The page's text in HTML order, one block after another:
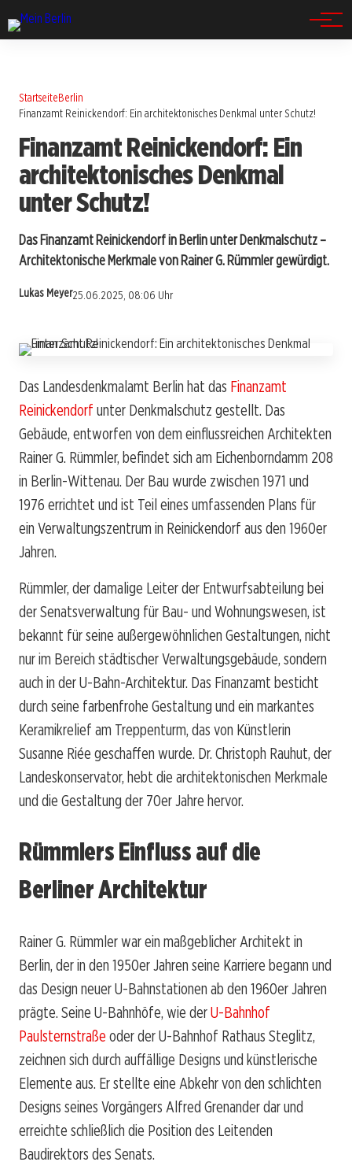
StartseiteBerlin
Finanzamt Reinickendorf: Ein architektonisches Denkmal unter Schutz!
Finanzamt Reinickendorf: Ein
architektonisches Denkmal
unter Schutz!
Das Finanzamt Reinickendorf in Berlin unter Denkmalschutz –
Architektonische Merkmale von Rainer G. Rümmler gewürdigt.
Lukas Meyer25.06.2025, 08:06 Uhr
Das Landesdenkmalamt Berlin hat das Finanzamt
Reinickendorf unter Denkmalschutz gestellt. Das
Gebäude, entworfen von dem einflussreichen Architekten
Rainer G. Rümmler, befindet sich am Eichenborndamm 208
in Berlin-Wittenau. Der Bau wurde zwischen 1971 und
1976 errichtet und ist Teil eines umfassenden Plans für
ein Verwaltungszentrum in Reinickendorf aus den 1960er
Jahren.
Rümmler, der damalige Leiter der Entwurfsabteilung bei
der Senatsverwaltung für Bau- und Wohnungswesen, ist
bekannt für seine außergewöhnlichen Gestaltungen, nicht
nur im Bereich städtischer Verwaltungsgebäude, sondern
auch in der U-Bahn-Architektur. Das Finanzamt besticht
durch seine farbenfrohe Gestaltung und ein markantes
Keramikrelief am Treppenturm, das von Künstlerin
Susanne Riée geschaffen wurde. Dr. Christoph Rauhut, der
Landeskonservator, hebt die architektonischen Merkmale
und die Gestaltung der 70er Jahre hervor.
Rümmlers Einfluss auf die
Berliner Architektur
Rainer G. Rümmler war ein maßgeblicher Architekt in
Berlin, der in den 1950er Jahren seine Karriere begann und
das Design neuer U-Bahnstationen ab den 1960er Jahren
prägte. Seine U-Bahnhöfe, wie derU-Bahnhof
Paulsternstraße oder der U-Bahnhof Rathaus Steglitz,
zeichnen sich durch auffällige Designs und künstlerische
Elemente aus. Er stellte eine Abkehr von den schlichten
Designs seines Vorgängers Alfred Grenander dar und
erreichte schließlich die Position des Leitenden
Baudirektors des Senats.